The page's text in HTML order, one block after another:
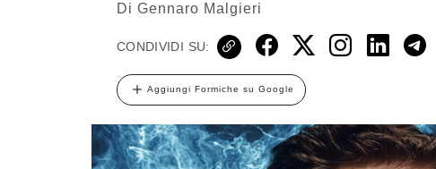
Di Gennaro Malgieri
CONDIVIDI SU:
Aggiungi Formiche su Google